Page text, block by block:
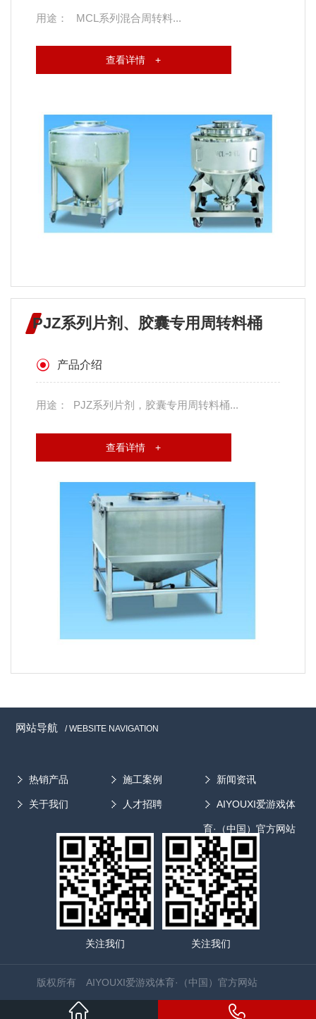
用途： MCL系列混合周转料...
查看详情 +
PJZ系列片剂、胶囊专用周转料桶
产品介绍
用途： PJZ系列片剂，胶囊专用周转料桶...
查看详情 +
网站导航 / WEBSITE NAVIGATION
热销产品 施工案例 新闻资讯
关于我们 人才招聘 AIYOUXI爱游戏体
育·（中国）官方网站
关注我们 关注我们
版权所有 AIYOUXI爱游戏体育·（中国）官方网站